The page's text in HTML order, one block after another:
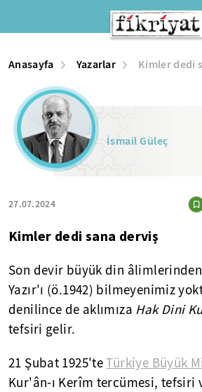
Anasayfa Yazarlar Kimler dedi
İsmail Güleç
27.07.2024
Kimler dedi sana derviş
Son devir büyük din âlimlerinden
Yazır'ı (ö.1942) bilmeyenimiz
denilince de aklımıza Hak Dini
tefsiri gelir.
21 Şubat 1925'teTürkiye Büyük
Kur'ân-ı Kerîm tercümesi, tefsiri